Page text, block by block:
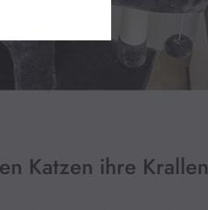
Katzen ihre Krallen